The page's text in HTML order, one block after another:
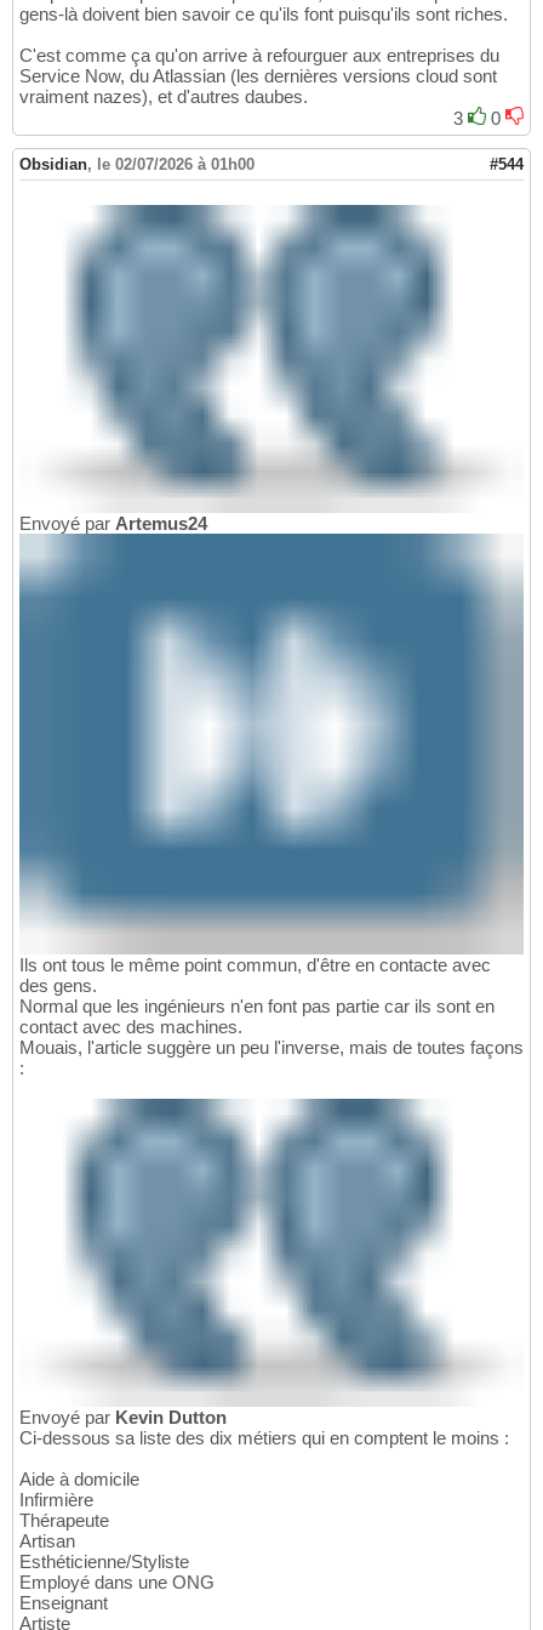
gens-là doivent bien savoir ce qu'ils font puisqu'ils sont riches.
C'est comme ça qu'on arrive à refourguer aux entreprises du
Service Now, du Atlassian (les dernières versions cloud sont
vraiment nazes), et d'autres daubes.
3
0
Obsidian, le 02/07/2026 à 01h00 #544
Envoyé par Artemus24
Ils ont tous le même point commun, d'être en contacte avec
des gens.
Normal que les ingénieurs n'en font pas partie car ils sont en
contact avec des machines.
Mouais, l'article suggère un peu l'inverse, mais de toutes façons
:
Envoyé par Kevin Dutton
Ci-dessous sa liste des dix métiers qui en comptent le moins :
Aide à domicile
Infirmière
Thérapeute
Artisan
Esthéticienne/Styliste
Employé dans une ONG
Enseignant
Artiste